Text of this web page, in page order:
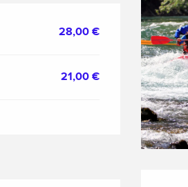
28,00 €
21,00 €